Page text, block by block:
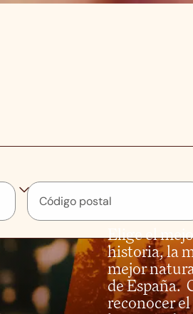
Elige el
historia, la
mejor
de España.
reconocer